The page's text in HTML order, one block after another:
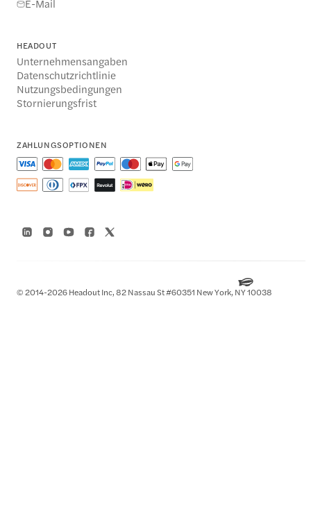
HEADOUT
Unternehmensangaben
Datenschutzrichtlinie
Nutzungsbedingungen
Stornierungsfrist
ZAHLUNGSOPTIONEN
© 2014-2026 Headout Inc, 82 Nassau St #60351 New York, NY 10038